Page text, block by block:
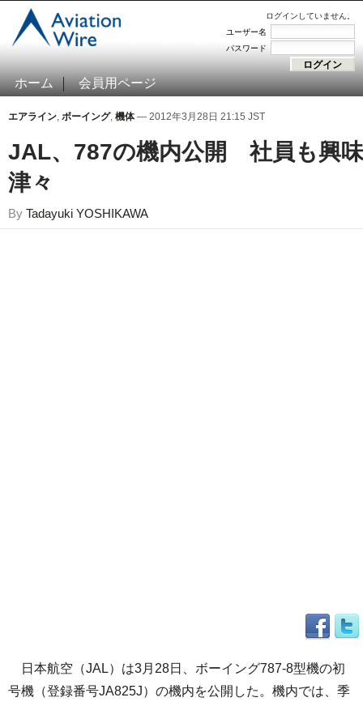
ログインしていません。
ユーザー名
パスワード
ホーム 会員用ページ
エアライン, ボーイング, 機体— 2012年3月28日 21:15 JST
JAL、787の機内公開 社員も興味
津々
By Tadayuki YOSHIKAWA
日本航空（JAL）は3月28日、ボーイング787-8型機の初
号機（登録番号JA825J）の機内を公開した。機内では、季